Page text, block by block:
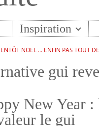
Inspiration
NOËL ... ENFIN PAS TOUT
gui
New Year
le gui